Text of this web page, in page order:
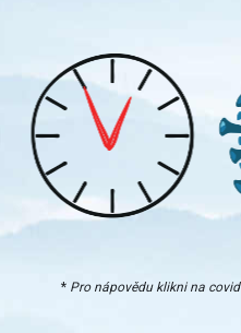
* Pro nápovědu klikni na covid